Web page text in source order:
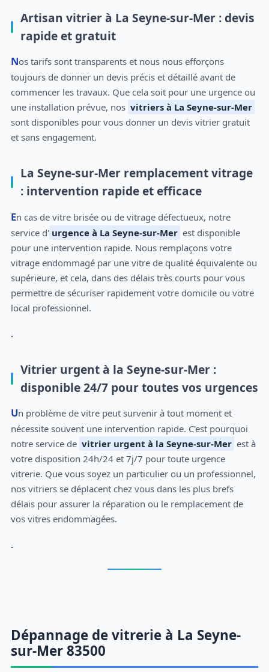
Artisan vitrier à La Seyne-sur-Mer : devis
rapide et gratuit
Nos tarifs sont transparents et nous nous efforçons
toujours de donner un devis précis et détaillé avant de
commencer les travaux. Que cela soit pour une urgence ou
une installation prévue, nos vitriers à La Seyne-sur-Mer
sont disponibles pour vous donner un devis vitrier gratuit
et sans engagement.
La Seyne-sur-Mer remplacement vitrage
: intervention rapide et efficace
En cas de vitre brisée ou de vitrage défectueux, notre
service d' urgence à La Seyne-sur-Mer est disponible
pour une intervention rapide. Nous remplaçons votre
vitrage endommagé par une vitre de qualité équivalente ou
supérieure, et cela, dans des délais très courts pour vous
permettre de sécuriser rapidement votre domicile ou votre
local professionnel.
.
Vitrier urgent à la Seyne-sur-Mer :
disponible 24/7 pour toutes vos urgences
Un problème de vitre peut survenir à tout moment et
nécessite souvent une intervention rapide. C'est pourquoi
notre service de vitrier urgent à la Seyne-sur-Mer est à
votre disposition 24h/24 et 7j/7 pour toute urgence
vitrerie. Que vous soyez un particulier ou un professionnel,
nos vitriers se déplacent chez vous dans les plus brefs
délais pour assurer la réparation ou le remplacement de
vos vitres endommagées.
.
Dépannage de vitrerie à La Seyne-
sur-Mer 83500